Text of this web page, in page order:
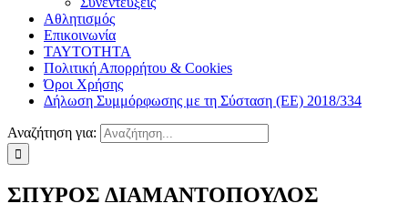
Αθλητισμός
Επικοινωνία
ΤΑΥΤΟΤΗΤΑ
Πολιτική Απορρήτου & Cookies
Όροι Χρήσης
Δήλωση Συμμόρφωσης με τη Σύσταση (ΕΕ) 2018/334
Αναζήτηση για:
ΣΠΥΡΟΣ ΔΙΑΜΑΝΤΟΠΟΥΛΟΣ